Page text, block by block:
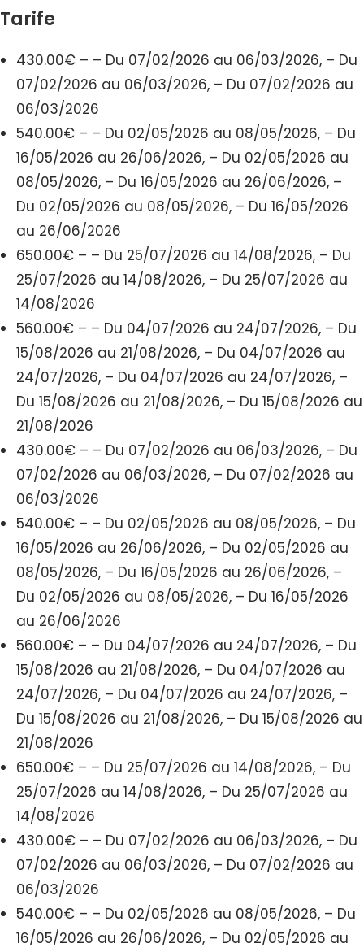
Tarife
430.00€ – – Du 07/02/2026 au 06/03/2026, – Du
07/02/2026 au 06/03/2026, – Du 07/02/2026 au
06/03/2026
540.00€ – – Du 02/05/2026 au 08/05/2026, – Du
16/05/2026 au 26/06/2026, – Du 02/05/2026 au
08/05/2026, – Du 16/05/2026 au 26/06/2026, –
Du 02/05/2026 au 08/05/2026, – Du 16/05/2026
au 26/06/2026
650.00€ – – Du 25/07/2026 au 14/08/2026, – Du
25/07/2026 au 14/08/2026, – Du 25/07/2026 au
14/08/2026
560.00€ – – Du 04/07/2026 au 24/07/2026, – Du
15/08/2026 au 21/08/2026, – Du 04/07/2026 au
24/07/2026, – Du 04/07/2026 au 24/07/2026, –
Du 15/08/2026 au 21/08/2026, – Du 15/08/2026 au
21/08/2026
430.00€ – – Du 07/02/2026 au 06/03/2026, – Du
07/02/2026 au 06/03/2026, – Du 07/02/2026 au
06/03/2026
540.00€ – – Du 02/05/2026 au 08/05/2026, – Du
16/05/2026 au 26/06/2026, – Du 02/05/2026 au
08/05/2026, – Du 16/05/2026 au 26/06/2026, –
Du 02/05/2026 au 08/05/2026, – Du 16/05/2026
au 26/06/2026
560.00€ – – Du 04/07/2026 au 24/07/2026, – Du
15/08/2026 au 21/08/2026, – Du 04/07/2026 au
24/07/2026, – Du 04/07/2026 au 24/07/2026, –
Du 15/08/2026 au 21/08/2026, – Du 15/08/2026 au
21/08/2026
650.00€ – – Du 25/07/2026 au 14/08/2026, – Du
25/07/2026 au 14/08/2026, – Du 25/07/2026 au
14/08/2026
430.00€ – – Du 07/02/2026 au 06/03/2026, – Du
07/02/2026 au 06/03/2026, – Du 07/02/2026 au
06/03/2026
540.00€ – – Du 02/05/2026 au 08/05/2026, – Du
16/05/2026 au 26/06/2026, – Du 02/05/2026 au